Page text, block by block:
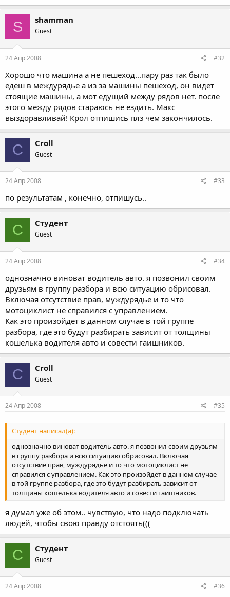
S shamman
Guest
24 Апр 2008 #32
Хорошо что машина а не пешеход...пару раз так было
едеш в междурядье а из за машины пешеход, он видет
стоящие машины, а мот едущий между рядов нет. после
этого между рядов стараюсь не ездить. Макс
выздоравливай! Крол отпишись плз чем закончилось.
C Croll
Guest
24 Апр 2008 #33
по результатам , конечно, отпишусь..
С Студент
Guest
24 Апр 2008 #34
однозначно виноват водитель авто. я позвонил своим
друзьям в группу разбора и всю ситуацию обрисовал.
Включая отсутствие прав, муждурядье и то что
мотоциклист не справился с управлением.
Как это произойдет в данном случае в той группе
разбора, где это будут разбирать зависит от толщины
кошелька водителя авто и совести гаишников.
C Croll
Guest
24 Апр 2008 #35
Студент написал(а):
однозначно виноват водитель авто. я позвонил своим друзьям
в группу разбора и всю ситуацию обрисовал. Включая
отсутствие прав, муждурядье и то что мотоциклист не
справился с управлением. Как это произойдет в данном случае
в той группе разбора, где это будут разбирать зависит от
толщины кошелька водителя авто и совести гаишников.
я думал уже об этом.. чувствую, что надо подключать
людей, чтобы свою правду отстоять(((
С Студент
Guest
24 Апр 2008 #36